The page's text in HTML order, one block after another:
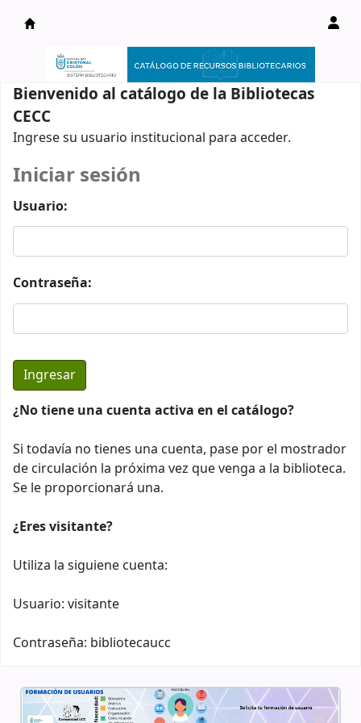
Catálogo en línea
Bienvenido al catálogo de la Bibliotecas
CECC
Ingrese su usuario institucional para acceder.
Iniciar sesión
Usuario:
Contraseña:
¿No tiene una cuenta activa en el catálogo?
Si todavía no tienes una cuenta, pase por el mostrador
de circulación la próxima vez que venga a la biblioteca.
Se le proporcionará una.
¿Eres visitante?
Utiliza la siguiene cuenta:
Usuario: visitante
Contraseña: bibliotecaucc